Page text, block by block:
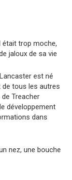
était trop moche,
jaloux de sa vie
est né
tous les autres
Treacher
développement
dans
nez, une bouche